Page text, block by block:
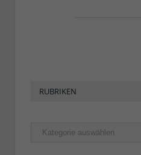
RUBRIKEN
Rubriken